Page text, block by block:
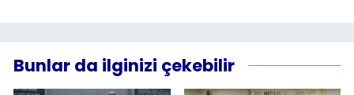
Bunlar da ilginizi çekebilir